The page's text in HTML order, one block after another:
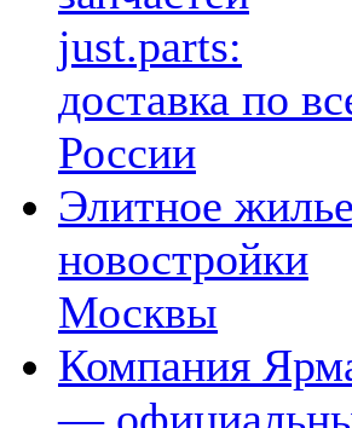
just.parts:
доставка по
России
Элитное
новостройки
Москвы
Компания